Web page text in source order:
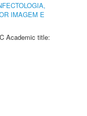
IMAGEM E
Academic title: